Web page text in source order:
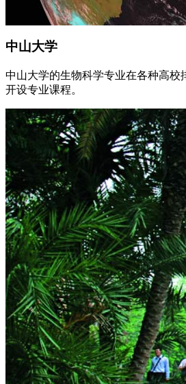
中山大学
中山大学的生物科学专业在各种高
开设专业课程。